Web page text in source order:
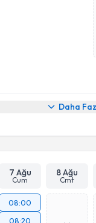
Daha
7 Ağu
Cum
8 Ağu
Cmt
08:00
08:20